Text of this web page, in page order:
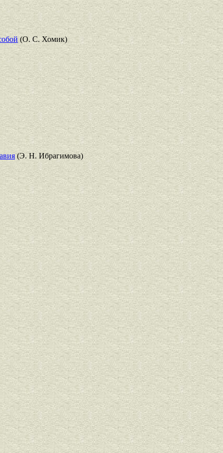
(О. С. Хомик)
(Э. Н. Ибрагимова)